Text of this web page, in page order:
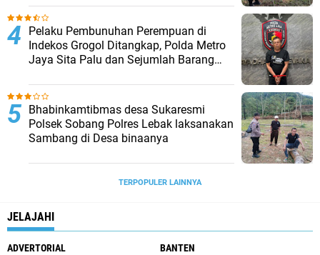
Pelaku Pembunuhan Perempuan di
Indekos Grogol Ditangkap, Polda Metro
Jaya Sita Palu dan Sejumlah Barang
Bhabinkamtibmas desa Sukaresmi
Polsek Sobang Polres Lebak laksanakan
Sambang di Desa binaanya
TERPOPULER LAINNYA
JELAJAHI
ADVERTORIAL BANTEN